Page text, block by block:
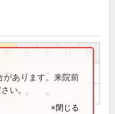
祝
● ●
があります。来院前
い。
×閉じる